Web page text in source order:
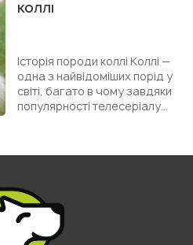
КОЛЛІ
Історія породи коллі Коллі —
одна з найвідоміших порід у
світі, багато в чому завдяки
популярності телесеріалу